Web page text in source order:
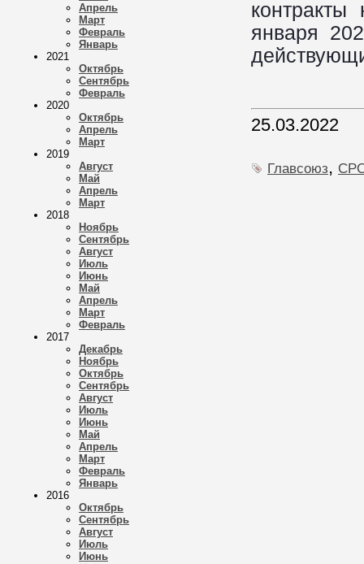
Апрель
Март
Февраль
Январь
2021
Октябрь
Сентябрь
Февраль
2020
Октябрь
Апрель
Март
2019
Август
Май
Апрель
Март
2018
Ноябрь
Сентябрь
Август
Июль
Июнь
Май
Апрель
Март
Февраль
2017
Декабрь
Ноябрь
Октябрь
Сентябрь
Август
Июль
Июнь
Май
Апрель
Март
Февраль
Январь
2016
Октябрь
Сентябрь
Август
Июль
Июнь
января
25.03.2022
Главсоюз,